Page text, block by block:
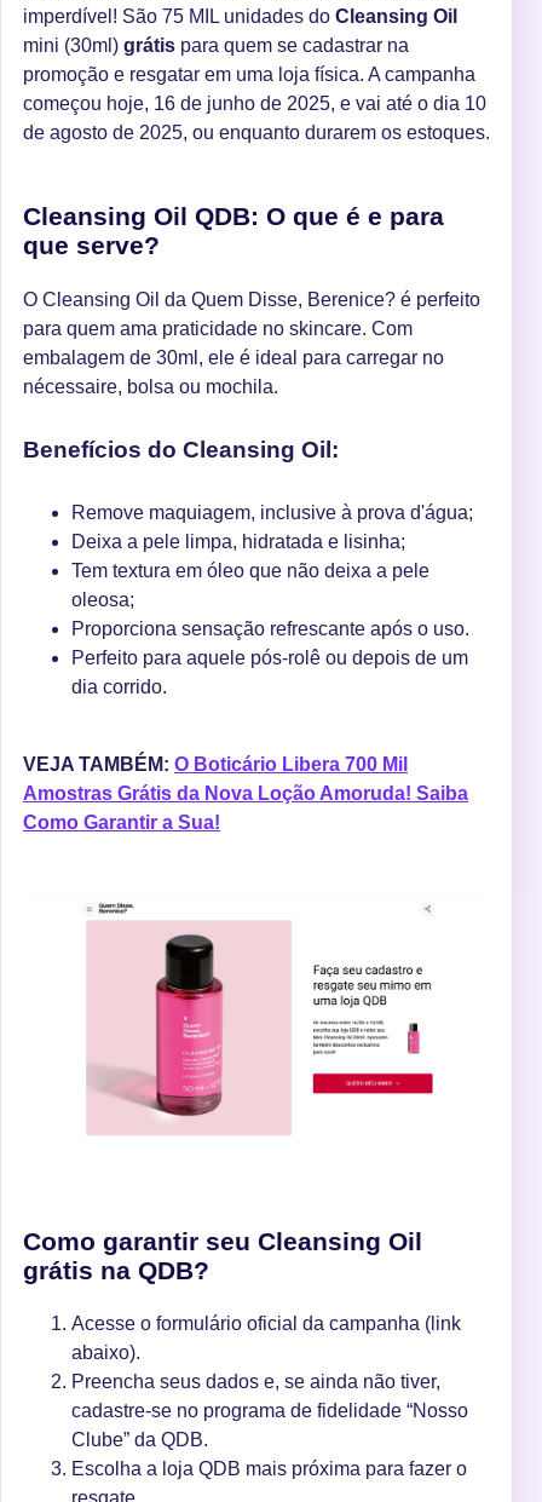
imperdível! São 75 MIL unidades do Cleansing Oil
mini (30ml) grátis para quem se cadastrar na
promoção e resgatar em uma loja física. A campanha
começou hoje, 16 de junho de 2025, e vai até o dia 10
de agosto de 2025, ou enquanto durarem os estoques.
Cleansing Oil QDB: O que é e para
que serve?
O Cleansing Oil da Quem Disse, Berenice? é perfeito
para quem ama praticidade no skincare. Com
embalagem de 30ml, ele é ideal para carregar no
nécessaire, bolsa ou mochila.
Benefícios do Cleansing Oil:
Remove maquiagem, inclusive à prova d'água;
Deixa a pele limpa, hidratada e lisinha;
Tem textura em óleo que não deixa a pele
oleosa;
Proporciona sensação refrescante após o uso.
Perfeito para aquele pós-rolê ou depois de um
dia corrido.
VEJA TAMBÉM: O Boticário Libera 700 Mil
Amostras Grátis da Nova Loção Amoruda! Saiba
Como Garantir a Sua!
Como garantir seu Cleansing Oil
grátis na QDB?
Acesse o formulário oficial da campanha (link
abaixo).
Preencha seus dados e, se ainda não tiver,
cadastre-se no programa de fidelidade “Nosso
Clube” da QDB.
Escolha a loja QDB mais próxima para fazer o